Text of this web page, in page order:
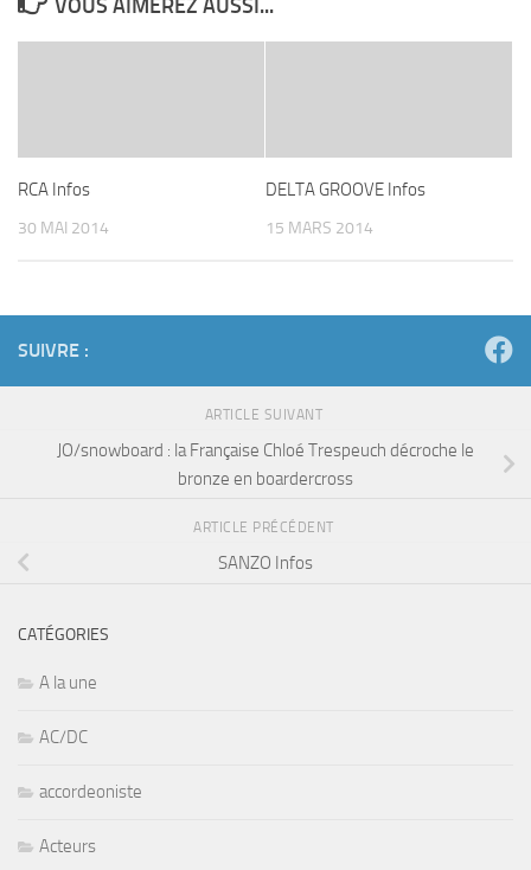
VOUS AIMEREZ AUSSI...
RCA Infos
30 MAI 2014
DELTA GROOVE Infos
15 MARS 2014
SUIVRE :
ARTICLE SUIVANT
JO/snowboard : la Française Chloé Trespeuch décroche le
bronze en boardercross
ARTICLE PRÉCÉDENT
SANZO Infos
CATÉGORIES
A la une
AC/DC
accordeoniste
Acteurs